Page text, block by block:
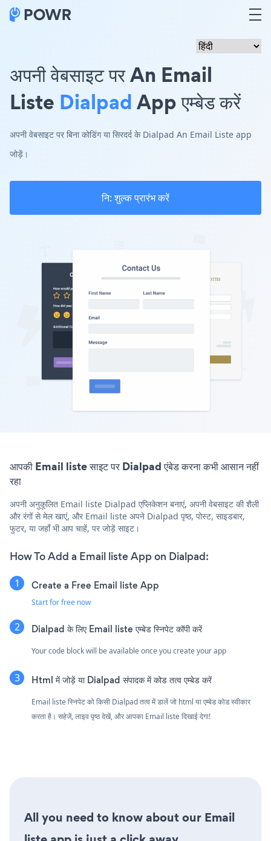
अपनी वेबसाइट पर An Email
Liste DialpadApp एम्बेड करें
अपनी वेबसाइट पर बिना कोडिंग या सिरदर्द के Dialpad An Email Liste app
जोड़ें।
नि: शुल्क प्रारंभ करें
आपकी Email liste साइट पर Dialpad एंबेड करना कभी आसान नहीं
रहा
अपनी अनुकूलित Email liste Dialpad एप्लिकेशन बनाएं, अपनी वेबसाइट की शैली
और रंगों से मेल खाएं, और Email liste अपने Dialpad पृष्ठ, पोस्ट, साइडबार,
फुटर, या जहाँ भी आप चाहें, पर जोड़ें साइट।
How To Add a Email liste App on Dialpad:
Create a Free Email liste App
Start for free now
Dialpad के लिए Email liste एम्बेड स्निपेट कॉपी करें
Your code block will be available once you create your app
Html में जोड़ें या Dialpad संपादक में कोड तत्व एम्बेड करें
Email liste स्निपेट को किसी Dialpad तत्व में डालें जो html या एम्बेड कोड स्वीकार
करता है। सहेजें, लाइव पृष्ठ देखें, और आपका Email liste दिखाई देगा!
All you need to know about our Email